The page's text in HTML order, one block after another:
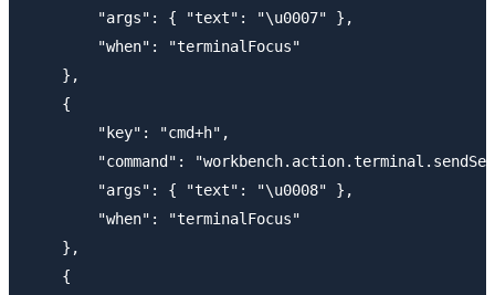
        "args": { "text": "\u0007" },
        "when": "terminalFocus"
    },
    {
        "key": "cmd+h",
"command":
        "args": { "text": "\u0008" },
        "when": "terminalFocus"
    },
    {